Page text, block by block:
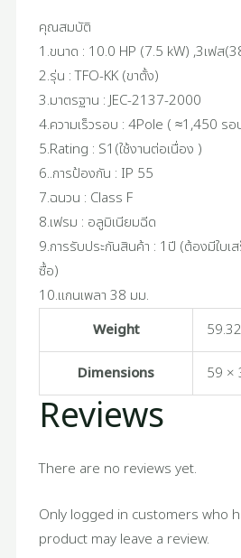
คุณสมบัติ
1.ขนาด : 10.0 HP (7.5 kW) ,3เฟส
2.รุ่น : TFO-KK (ขาตั้ง)
3.มาตรฐาน : JEC-2137-2000
4.ความเร็วรอบ : 4Pole ( ≈1,450 ร
5.Rating : S1(ใช้งานต่อเนื่อง )
6..การป้องกัน : IP 55
7.ฉนวน : Class F
8.เฟรม : อลูมิเนียมฉีด
9.การรับประกันสินค้า : 1ปี (ต้องมีใบเ
ซื้อ)
10.แกนเพลา 38 มม.
Weight
Dimensions 59 ×
Reviews
There are no reviews yet.
Only logged in customers who
product may leave a review.